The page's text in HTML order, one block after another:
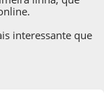
interessante que